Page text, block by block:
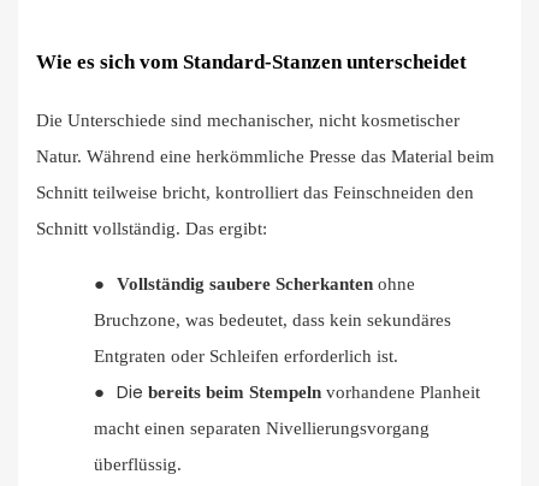
Wie es sich vom Standard-Stanzen unterscheidet
Die Unterschiede sind mechanischer, nicht kosmetischer
Natur. Während eine herkömmliche Presse das Material beim
Schnitt teilweise bricht, kontrolliert das Feinschneiden den
Schnitt vollständig. Das ergibt:
● Vollständig saubere Scherkanten ohne
Bruchzone, was bedeutet, dass kein sekundäres
Entgraten oder Schleifen erforderlich ist.
●
Die bereits beim Stempeln vorhandene Planheit
macht einen separaten Nivellierungsvorgang
überflüssig.